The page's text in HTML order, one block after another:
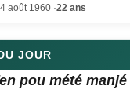
août 1960 ·22 ans
JOUR
pou mété